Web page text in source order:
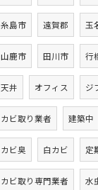
糸島市 遠賀郡 玉
山鹿市 田川市 行
天井 オフィス ジ
カビ取り業者 建築中
カビ臭 白カビ 定
カビ取り専門業者 水